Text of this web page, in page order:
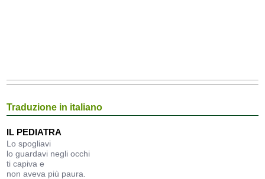
Traduzione in italiano
IL PEDIATRA
Lo spogliavi
lo guardavi negli occhi
ti capiva e
non aveva più paura.